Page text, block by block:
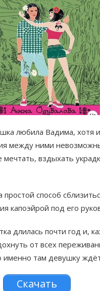
любила Вадима, хотя
между ними
вздыхать
способ
капоэйрой под его
длилась почти год и,
от всех
именно там девушку
Скачать